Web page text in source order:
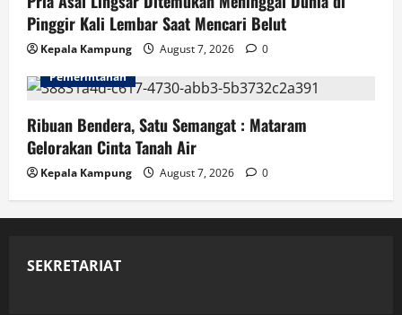
Pinggir Kali Lembar Saat Mencari Belut
Kepala Kampung August 7, 2026
0
Pemerintahan
Ribuan Bendera, Satu Semangat : Mataram
Gelorakan Cinta Tanah Air
Kepala Kampung August 7, 2026 0
SEKRETARIAT